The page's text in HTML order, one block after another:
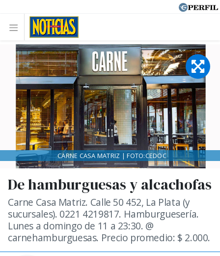
De hamburguesas y alcachofas
Carne Casa Matriz. Calle 50 452, La Plata (y
sucursales). 0221 4219817. Hamburguesería.
Lunes a domingo de 11 a 23:30. @
carnehamburguesas. Precio promedio: $ 2.000.
CARNE CASA MATRIZ | FOTO:CEDOC